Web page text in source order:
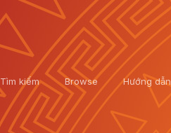
Tìm kiếm Browse Hướng dẫn